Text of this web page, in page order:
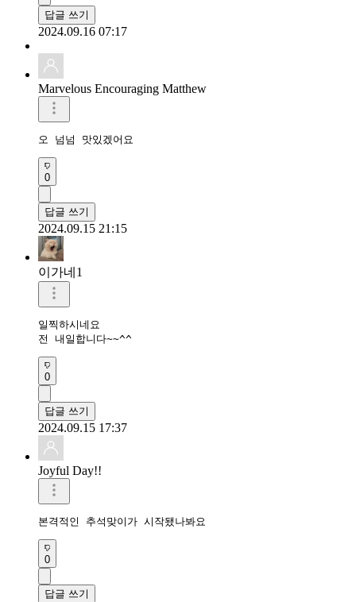
답글 쓰기
2024.09.16 07:17
Marvelous Encouraging Matthew
오 넘넘 맛있겠어요
0
답글 쓰기
2024.09.15 21:15
이가네1
일찍하시네요
전 내일합니다~~^^
0
답글 쓰기
2024.09.15 17:37
Joyful Day!!
본격적인 추석맞이가 시작됐나봐요
0
답글 쓰기